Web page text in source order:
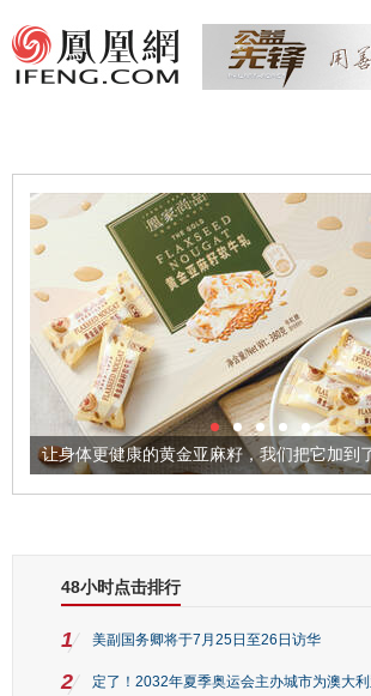
体更健康的黄金亚麻籽，我们把它加到了牛轧糖里
48小时点击排行
1 美副国务卿将于7月25日至26日访华
2 定了！2032年夏季奥运会主办城市为澳大